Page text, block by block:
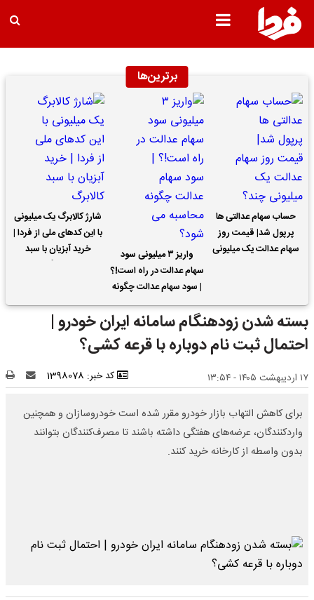
برترین‌ها
حساب سهام عدالتی ها
پرپول شد| قیمت روز
سهام عدالت یک میلیونی
واریز ۳ میلیونی سود
سهام عدالت در راه است!؟
| سود سهام عدالت چگونه
محاسبه می شود؟
شارژ کالابرگ یک میلیونی
با این کدهای ملی از فردا |
خرید آبزیان با سبد
بسته شدن زودهنگام سامانه ایران خودرو |
احتمال ثبت نام دوباره با قرعه کشی؟
۱۷ اردیبهشت ۱۴۰۵ - ۱۳:۵۴ کد خبر: 1398078
برای کاهش التهاب بازار خودرو مقرر شده است خودروسازان و همچنین
واردکنندگان، عرضه‌های هفتگی داشته باشند تا مصرف‌کنندگان بتوانند
بدون واسطه از کارخانه خرید کنند.